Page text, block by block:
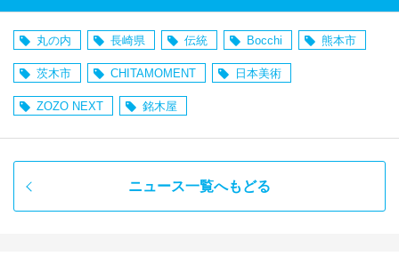
丸の内 長崎県 伝統 Bocchi 熊本市
茨木市 CHITAMOMENT 日本美術
ZOZO NEXT 銘木屋
ニュース一覧へもどる